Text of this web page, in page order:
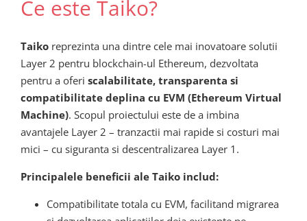
Ce este Taiko?
Taiko reprezinta una dintre cele mai inovatoare solutii
Layer 2 pentru blockchain-ul Ethereum, dezvoltata
pentru a oferi scalabilitate, transparenta si
compatibilitate deplina cu EVM (Ethereum Virtual
Machine). Scopul proiectului este de a imbina
avantajele Layer 2 – tranzactii mai rapide si costuri mai
mici – cu siguranta si descentralizarea Layer 1.
Principalele beneficii ale Taiko includ:
Compatibilitate totala cu EVM, facilitand migrarea